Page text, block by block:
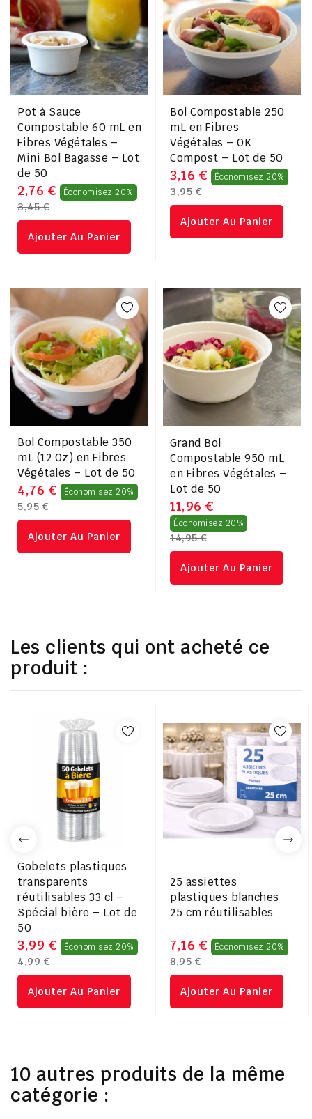
Pot à Sauce
Compostable 60 mL en
Fibres Végétales –
Mini Bol Bagasse – Lot
de 50
2,76 € Économisez 20% Prix
​​
régulier
3,45 €
Ajouter Au Panier
Bol Compostable 250
mL en Fibres
Végétales – OK
Compost – Lot de 50
3,16 € Économisez 20% Prix
​​
3,95 €
Ajouter Au Panier
Bol Compostable 350
mL (12 Oz) en Fibres
Végétales – Lot de 50
4,76 € Économisez 20% Prix
​​
régulier
5,95 €
Ajouter Au Panier
Grand Bol
Compostable 950 mL
en Fibres Végétales –
Lot de 50
11,96 €
Économisez 20% Prix
régulier
14,95 €
Ajouter Au Panier
Les clients qui ont acheté ce
produit :
Gobelets plastiques
transparents
réutilisables 33 cl –
Spécial bière – Lot de
50
3,99 € Économisez 20% Prix
​​
régulier
4,99 €
Ajouter Au Panier
25 assiettes
plastiques blanches
25 cm réutilisables
7,16 € Économisez 20% Prix
​​
8,95 €
Ajouter Au Panier
10 autres produits de la même
catégorie :